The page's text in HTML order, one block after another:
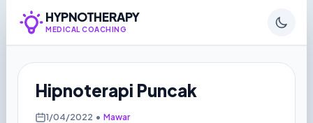
HYPNOTHERAPY
MEDICAL COACHING
Hipnoterapi Puncak
1/04/2022 • Mawar